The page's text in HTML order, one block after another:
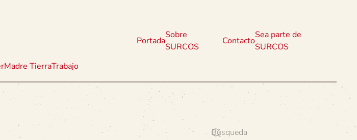
Madre TierraTrabajo
Portada
Sobre
SURCOS
Contacto
Sea parte de
SURCOS